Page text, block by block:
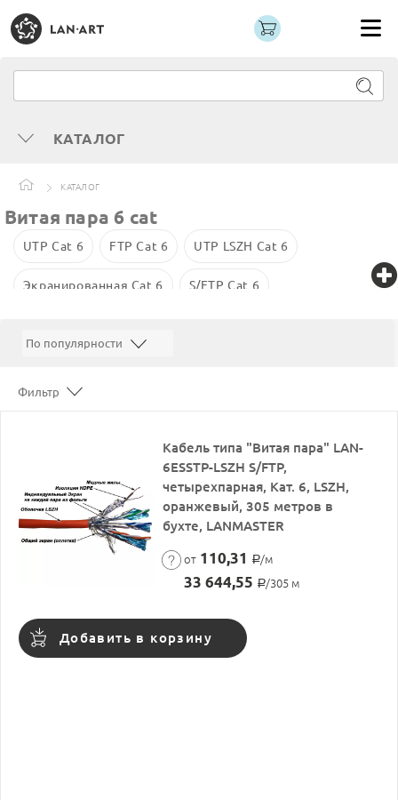
КАТАЛОГ
КАТАЛОГ
Витая пара 6 cat
UTP Cat 6 FTP Cat 6 UTP LSZH Cat 6
Экранированная Cat 6 S/FTP Cat 6
Фильтр
Кабель типа "Витая пара" LAN-
6ESSTP-LSZH S/FTP,
четырехпарная, Кат. 6, LSZH,
оранжевый, 305 метров в
бухте, LANMASTER
от 110,31 Р/м
33 644,55 Р/305 м
Добавить в корзину